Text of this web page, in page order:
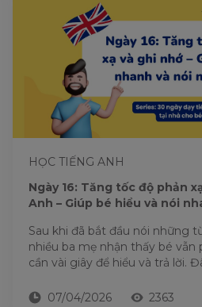
HỌC TIẾNG ANH
Ngày 16: Tăng tốc độ phản
Anh – Giúp bé hiểu và nói
Sau khi đã bắt đầu nói những
nhiều ba mẹ nhận thấy bé vẫn
cần vài giây để hiểu và trả lời.
07/04/2026 2363